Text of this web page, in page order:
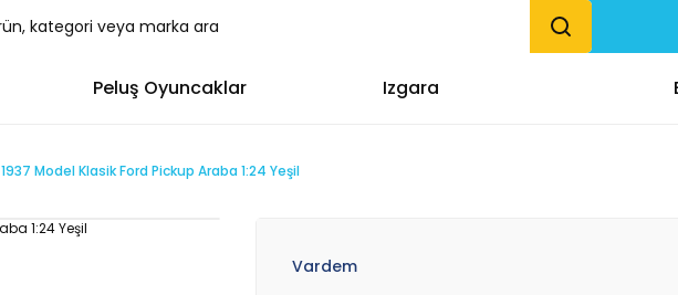
Peluş Oyuncaklar Izgara
1937 Model Klasik Ford Pickup Araba 1:24 Yeşil
Vardem